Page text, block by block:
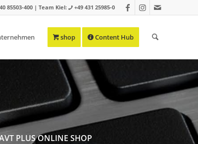
85503-400 | Team Kiel: +49 431 25985-0
shop Content Hub
PLUS ONLINE SHOP